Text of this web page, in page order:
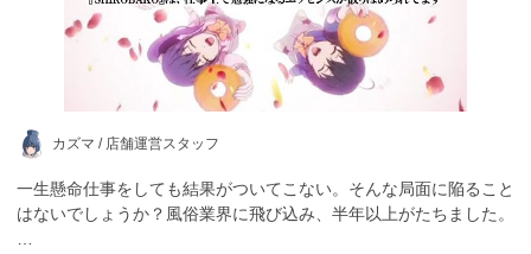
カズマ / 店舗運営スタッフ
一生懸命仕事をしても結果がついてこない。そんな局面に陥ること
はないでしょうか？風俗業界に飛び込み、半年以上がたちました。